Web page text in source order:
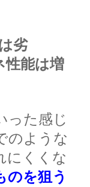
劣
能は増
った感じ
のような
にくくな
のを狙う